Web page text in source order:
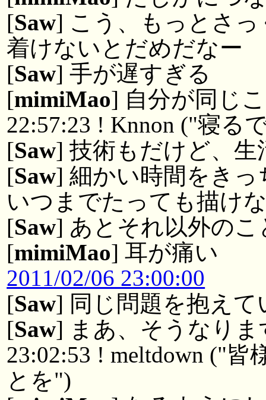
[Saw] こう、もっとさ
着けないとだめだなー
[Saw] 手が遅すぎる
[mimiMao] 自分が同じ
22:57:23 ! Knnon ("寝る
[Saw] 技術もだけど、生
[Saw] 細かい時間をき
いつまでたっても描け
[Saw] あとそれ以外の
[mimiMao] 耳が痛い
2011/02/06 23:00:00
[Saw] 同じ問題を抱えて
[Saw] まあ、そうなり
23:02:53 ! meltdown ("
とを")